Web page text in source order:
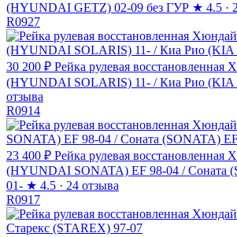
(HYUNDAI GETZ) 02-09 без ГУР ★ 4.5 ·
R0927
30 200 ₽ Рейка рулевая восстановленная
(HYUNDAI SOLARIS) 11- / Киа Рио (KIA
отзыва
R0914
23 400 ₽ Рейка рулевая восстановленная
(HYUNDAI SONATA) EF 98-04 / Соната
01- ★ 4.5 · 24 отзыва
R0917